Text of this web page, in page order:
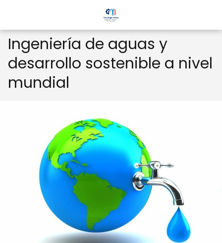
Ingeniería de aguas y
desarrollo sostenible a nivel
mundial